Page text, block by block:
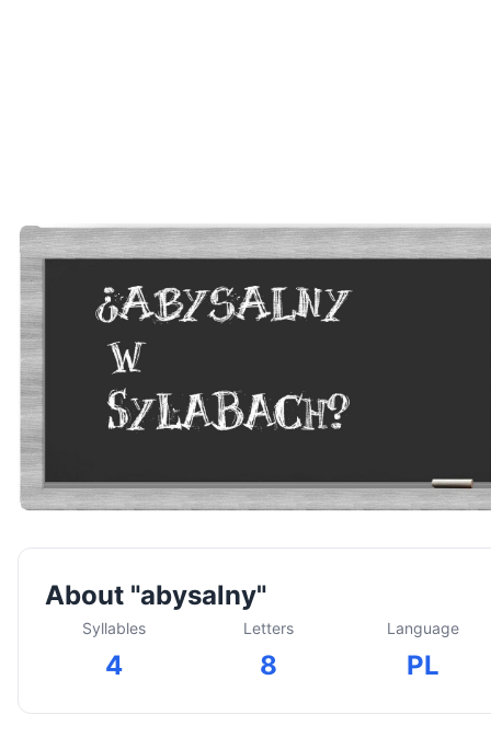
About "abysalny"
Syllables
4
Letters
8
Language
PL